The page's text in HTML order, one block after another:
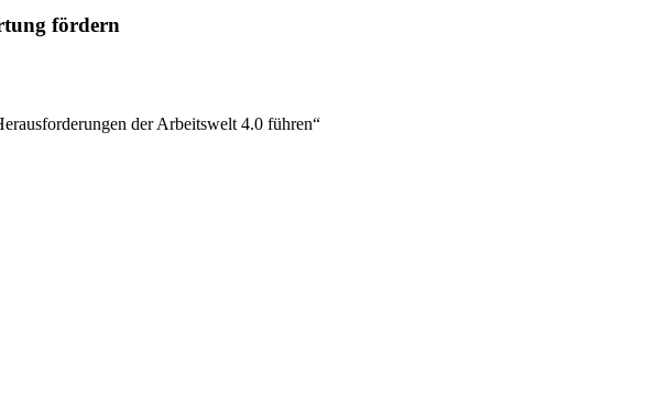
fördern
der Arbeitswelt 4.0 führen“